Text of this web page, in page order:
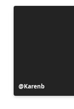
Publicación
realizada
Karenb